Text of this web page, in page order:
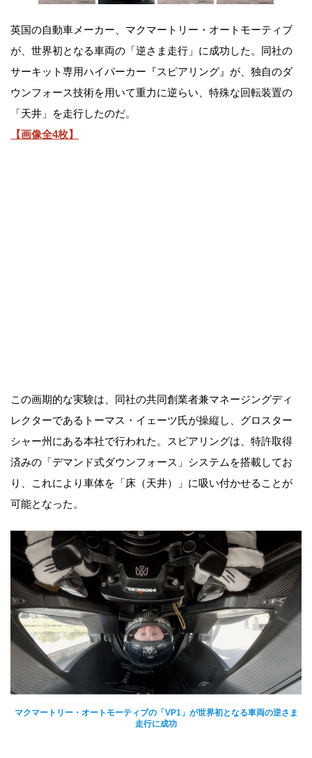
英国の自動車メーカー、マクマートリー・オートモーティブ
が、世界初となる車両の「逆さま走行」に成功した。同社の
サーキット専用ハイパーカー『スピアリング』が、独自のダ
ウンフォース技術を用いて重力に逆らい、特殊な回転装置の
「天井」を走行したのだ。
【画像全4枚】
この画期的な実験は、同社の共同創業者兼マネージングディ
レクターであるトーマス・イェーツ氏が操縦し、グロスター
シャー州にある本社で行われた。スピアリングは、特許取得
済みの「デマンド式ダウンフォース」システムを搭載してお
り、これにより車体を「床（天井）」に吸い付かせることが
可能となった。
マクマートリー・オートモーティブの「VP1」が世界初となる車両の逆さま
走行に成功